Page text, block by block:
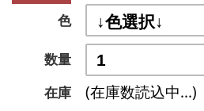
色
数量
在庫
(在庫数読込中...)